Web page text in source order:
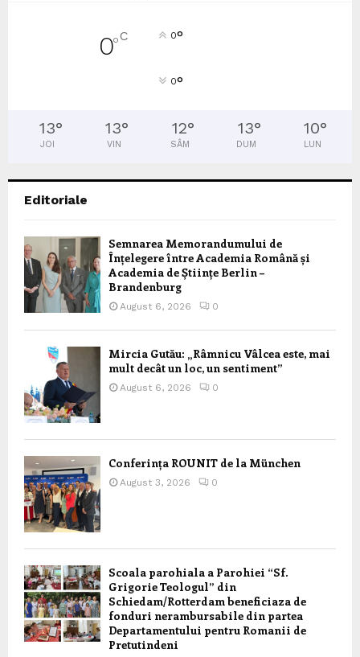
0°C 0°
0°
13°
JOI
13°
VIN
12°
SÂM
13°
DUM
10°
LUN
Editoriale
Semnarea Memorandumului de
Înțelegere între Academia Română și
Academia de Științe Berlin –
Brandenburg
August 6, 2026 0
Mircia Gutău: „Râmnicu Vâlcea este, mai
mult decât un loc, un sentiment”
August 6, 2026 0
Conferința ROUNIT de la München
August 3, 2026 0
Scoala parohiala a Parohiei “Sf.
Grigorie Teologul” din
Schiedam/Rotterdam beneficiaza de
fonduri nerambursabile din partea
Departamentului pentru Romanii de
Pretutindeni